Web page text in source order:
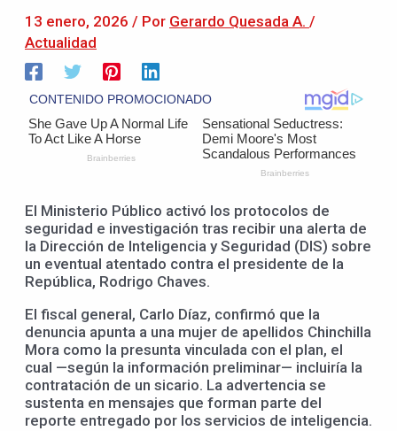
13 enero, 2026 / Por Gerardo Quesada A. /
Actualidad
El Ministerio Público activó los protocolos de
seguridad e investigación tras recibir una alerta de
la Dirección de Inteligencia y Seguridad (DIS) sobre
un eventual atentado contra el presidente de la
República, Rodrigo Chaves.
El fiscal general, Carlo Díaz, confirmó que la
denuncia apunta a una mujer de apellidos Chinchilla
Mora como la presunta vinculada con el plan, el
cual —según la información preliminar— incluiría la
contratación de un sicario. La advertencia se
sustenta en mensajes que forman parte del
reporte entregado por los servicios de inteligencia.